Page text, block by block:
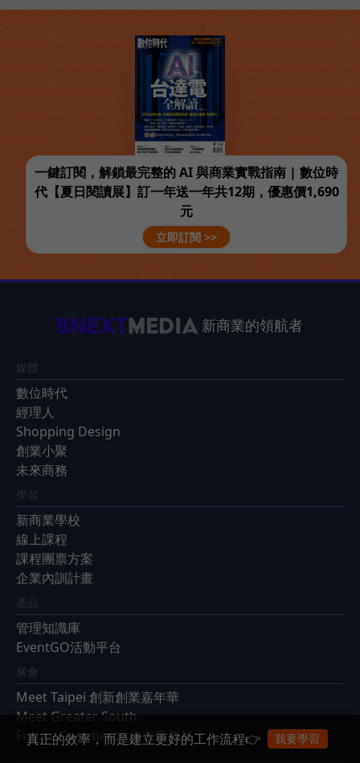
一鍵訂閱，解鎖最完整的 AI 與商業實戰指南 | 數位時
代【夏日閱讀展】訂一年送一年共12期，優惠價1,690
元
立即訂閱 >>
新商業的領航者
媒體
數位時代
經理人
Shopping Design
創業小聚
未來商務
學習
新商業學校
線上課程
課程團票方案
企業內訓計畫
產品
管理知識庫
EventGO活動平台
展會
Meet Taipei 創新創業嘉年華
Meet Greater South
Future Commerce 未來商務展
真正的效率，而是建立更好的工作流程👉 我要學習